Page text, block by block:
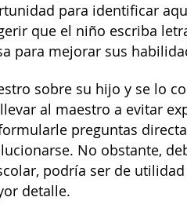
para identificar
que el niño escriba
para mejorar sus
sobre su hijo y se lo
al maestro a evitar
preguntas
No obstante,
podría ser de
detalle.